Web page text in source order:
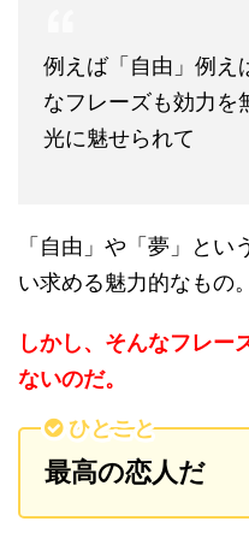
例えば「自由」例え
なフレーズも効力を
光に魅せられて
「自由」や「夢」と
い求める魅力的なもの。
しかし、そんなフレー
ないのだ。
ひとこと
最高の恋人だ